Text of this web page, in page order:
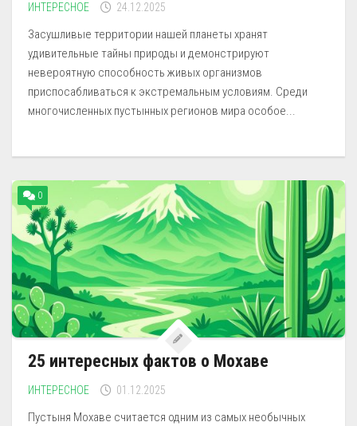
ИНТЕРЕСНОЕ 24.12.2025
Засушливые территории нашей планеты хранят
удивительные тайны природы и демонстрируют
невероятную способность живых организмов
приспосабливаться к экстремальным условиям. Среди
многочисленных пустынных регионов мира особое...
0
25 интересных фактов о Мохаве
ИНТЕРЕСНОЕ 01.12.2025
Пустыня Мохаве считается одним из самых необычных